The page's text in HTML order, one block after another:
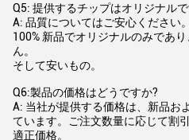
Q5: 提供するチップはオリジナル
A: 品質についてはご安心ください
100% 新品でオリジナルのみであ
ん。
そして安いもの。
Q6:製品の価格はどうですか?
A: 当社が提供する価格は、新品お
ています。ご注文数量に応じて割
適正価格。